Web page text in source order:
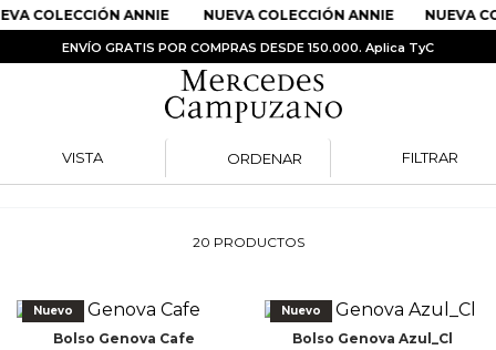
COLECCIÓN ANNIE NUEVA COLECCIÓN ANNIE NUEVA
ENVÍO GRATIS POR COMPRAS DESDE 150.000. Aplica TyC
VISTA ORDENAR FILTRAR
20 PRODUCTOS
Nuevo
Bolso Genova Cafe
Nuevo
Bolso Genova Azul_Cl
PRODUCTOS MÁS BUSCADOS
3.
Kimonos
Vestido